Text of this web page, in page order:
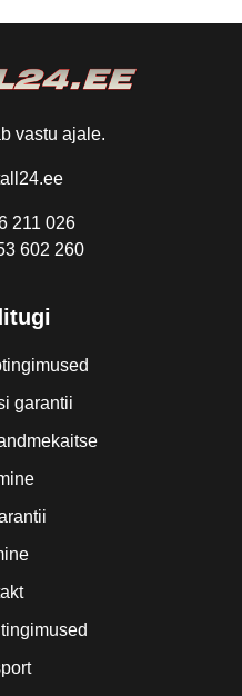
vastu ajale.
211 026
602 260
garantii